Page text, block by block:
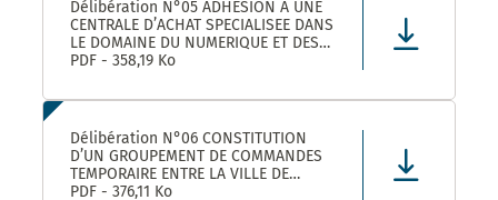
Délibération N°05 ADHESION A UNE
CENTRALE D’ACHAT SPECIALISEE DANS
LE DOMAINE DU NUMERIQUE ET DES
TELECOMS DENOMMEE « CANUT »
PDF - 358,19 Ko
Délibération N°06 CONSTITUTION
D’UN GROUPEMENT DE COMMANDES
TEMPORAIRE ENTRE LA VILLE DE
MONTPELLIER, LA COMMUNE DE
PDF - 376,11 Ko